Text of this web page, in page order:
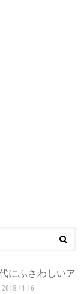
にふさわしいア
2018.11.16